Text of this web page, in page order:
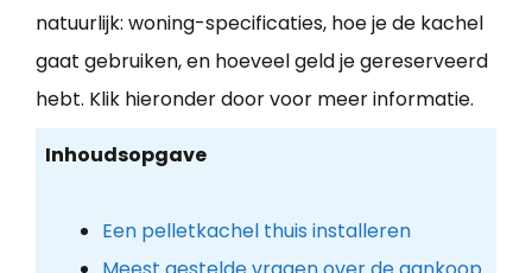
natuurlijk: woning-specificaties, hoe je de kachel
gaat gebruiken, en hoeveel geld je gereserveerd
hebt. Klik hieronder door voor meer informatie.
Inhoudsopgave
Een pelletkachel thuis installeren